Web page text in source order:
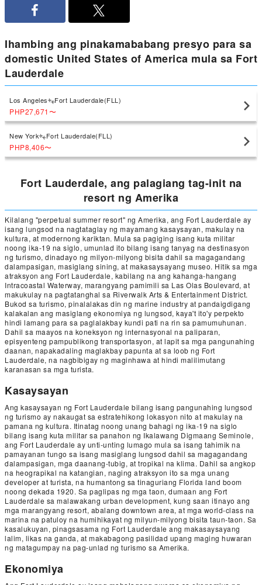
Ihambing ang pinakamababang presyo para sa
domestic United States of America mula sa Fort
Lauderdale
Los Angeles Fort Lauderdale(FLL)
PHP27,671〜
New York Fort Lauderdale(FLL)
PHP8,406〜
Fort Lauderdale, ang palagiang tag-init na
resort ng Amerika
Kilalang "perpetual summer resort" ng Amerika, ang Fort Lauderdale ay
isang lungsod na nagtataglay ng mayamang kasaysayan, makulay na
kultura, at modernong kariktan. Mula sa pagiging isang kuta militar
noong ika-19 na siglo, umunlad ito bilang isang tanyag na destinasyon
ng turismo, dinadayo ng milyon-milyong bisita dahil sa magagandang
dalampasigan, masiglang sining, at makasaysayang museo. Hitik sa mga
atraksyon ang Fort Lauderdale, kabilang na ang kahanga-hangang
Intracoastal Waterway, marangyang pamimili sa Las Olas Boulevard, at
makukulay na pagtatanghal sa Riverwalk Arts & Entertainment District.
Bukod sa turismo, pinalalakas din ng marine industry at pandaigdigang
kalakalan ang masiglang ekonomiya ng lungsod, kaya't ito'y perpekto
hindi lamang para sa paglalakbay kundi pati na rin sa pamumuhunan.
Dahil sa maayos na koneksyon ng internasyonal na paliparan,
episyenteng pampublikong transportasyon, at lapit sa mga pangunahing
daanan, napakadaling maglakbay papunta at sa loob ng Fort
Lauderdale, na nagbibigay ng maginhawa at hindi malilimutang
karanasan sa mga turista.
Kasaysayan
Ang kasaysayan ng Fort Lauderdale bilang isang pangunahing lungsod
ng turismo ay nakaugat sa estratehikong lokasyon nito at makulay na
pamana ng kultura. Itinatag noong unang bahagi ng ika-19 na siglo
bilang isang kuta militar sa panahon ng Ikalawang Digmaang Seminole,
ang Fort Lauderdale ay unti-unting lumago mula sa isang tahimik na
pamayanan tungo sa isang masiglang lungsod dahil sa magagandang
dalampasigan, mga daanang-tubig, at tropikal na klima. Dahil sa angkop
na heograpikal na katangian, naging atraksyon ito sa mga unang
developer at turista, na humantong sa tinaguriang Florida land boom
noong dekada 1920. Sa paglipas ng mga taon, dumaan ang Fort
Lauderdale sa malawakang urban development, kung saan itinayo ang
mga marangyang resort, abalang downtown area, at mga world-class na
marina na patuloy na humihikayat ng milyun-milyong bisita taun-taon. Sa
kasalukuyan, pinagsasama ng Fort Lauderdale ang makasaysayang
lalim, likas na ganda, at makabagong pasilidad upang maging huwaran
ng matagumpay na pag-unlad ng turismo sa Amerika.
Ekonomiya